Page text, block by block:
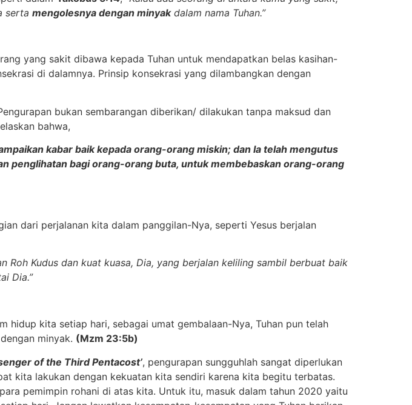
serta mengolesnya dengan minyakdalam nama Tuhan.”
yang sakit dibawa kepada Tuhan untuk mendapatkan belas kasihan-
di dalamnya. Prinsip konsekrasi yang dilambangkan dengan
bukan sembarangan diberikan/ dilakukan tanpa maksud dan
bahwa,
kabar baik kepada orang-orang miskin; dan Ia telah mengutus
penglihatan bagi orang-orang buta, untuk membebaskan orang-orang
dari perjalanan kita dalam panggilan-Nya, seperti Yesus berjalan
Roh Kudus dan kuat kuasa, Dia, yang berjalan keliling sambil berbuat baik
Dia.”
hidup kita setiap hari, sebagai umat gembalaan-Nya, Tuhan pun telah
minyak. (Mzm 23:5b)
of the Third Pentacost’, pengurapan sungguhlah sangat diperlukan
kita lakukan dengan kekuatan kita sendiri karena kita begitu terbatas.
pemimpin rohani di atas kita. Untuk itu, masuk dalam tahun 2020 yaitu